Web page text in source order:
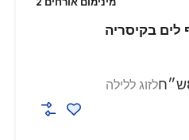
לזוג ללילה